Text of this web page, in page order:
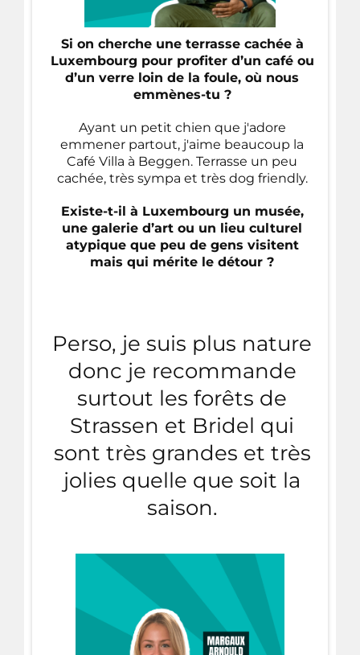
Si on cherche une terrasse cachée à
Luxembourg pour profiter d’un café ou
d’un verre loin de la foule, où nous
emmènes-tu ?
Ayant un petit chien que j'adore
emmener partout, j'aime beaucoup la
Café Villa à Beggen. Terrasse un peu
cachée, très sympa et très dog friendly.
Existe-t-il à Luxembourg un musée,
une galerie d’art ou un lieu culturel
atypique que peu de gens visitent
mais qui mérite le détour ?
Perso, je suis plus nature
donc je recommande
surtout les forêts de
Strassen et Bridel qui
sont très grandes et très
jolies quelle que soit la
saison.